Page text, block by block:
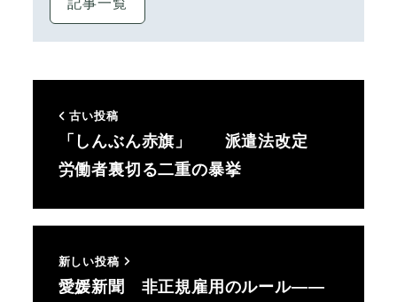
古い投稿
「しんぶん赤旗」 派遣法改定
労働者裏切る二重の暴挙
新しい投稿
愛媛新聞 非正規雇用のルール――